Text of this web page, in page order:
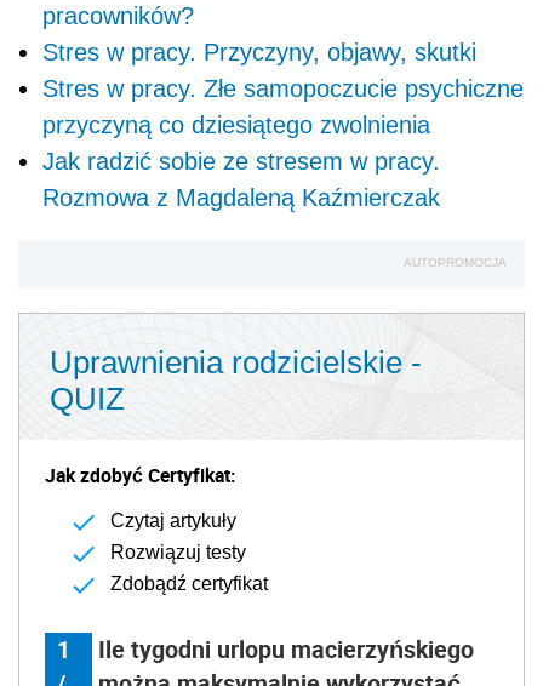
pracowników?
Stres w pracy. Przyczyny, objawy, skutki
Stres w pracy. Złe samopoczucie psychiczne
przyczyną co dziesiątego zwolnienia
Jak radzić sobie ze stresem w pracy.
Rozmowa z Magdaleną Kaźmierczak
AUTOPROMOCJA
Uprawnienia rodzicielskie -
QUIZ
Jak zdobyć Certyfikat:
Czytaj artykuły
Rozwiązuj testy
Zdobądź certyfikat
1
Ile tygodni urlopu macierzyńskiego